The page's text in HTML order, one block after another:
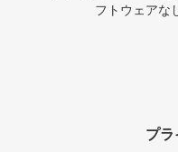
フトウェアな
プ